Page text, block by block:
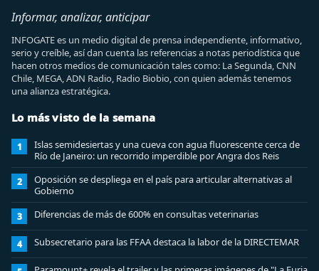
Informar, analizar, anticipar
INFOGATE es un medio digital de prensa independiente, informativo,
serio y creíble, así dan cuenta las referencias a notas periodística que
hacen otros medios de comunicación tales como: La Segunda, CNN
Chile, MEGA, ADN Radio, Radio Biobio, con quien además tenemos
una alianza estratégica.
Lo más visto de la semana
1
Islas semidesiertas y una cueva con agua fluorescente cerca de
Río de Janeiro: un recorrido imperdible por Angra dos Reis
2
Oposición se despliega en el país para articular alternativas al
Gobierno
3 Diferencias de más de 600% en consultas veterinarias
4 Subsecretario para las FFAA destaca la labor de la DIRECTEMAR